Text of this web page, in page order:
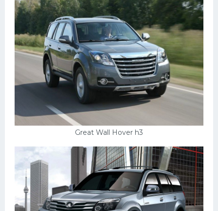
Great Wall Hover h3
Шевроле
УАЗ
Кадиллак
Автокемпер
Феррари
Мотоциклы
Ямаха
Эмблемы
Спецтехника